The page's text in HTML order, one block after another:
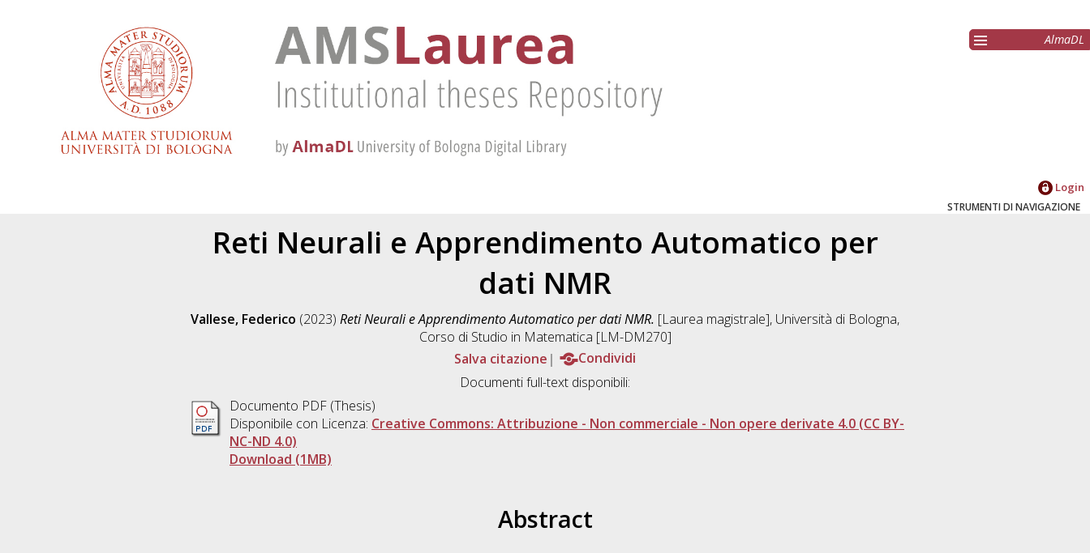
AlmaDL
Login
STRUMENTI DI NAVIGAZIONE
Reti Neurali e Apprendimento Automatico per
dati NMR
Vallese, Federico (2023) Reti Neurali e Apprendimento Automatico per dati NMR. [Laurea magistrale], Università di Bologna,
Corso di Studio in Matematica [LM-DM270]
Salva citazione
Condividi
Documenti full-text disponibili:
Documento PDF (Thesis)
Disponibile con Licenza: Creative Commons: Attribuzione - Non commerciale - Non opere derivate 4.0 (CC BY-
NC-ND 4.0)
Download (1MB)
Abstract